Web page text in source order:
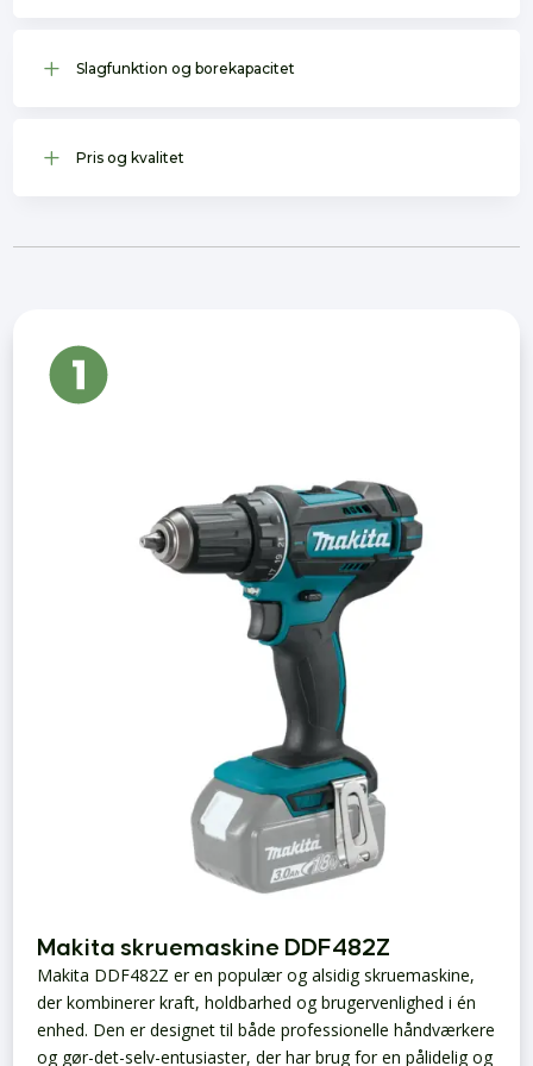
L Slagfunktion og borekapacitet
L Pris og kvalitet
Makita skruemaskine DDF482Z
Makita DDF482Z er en populær og alsidig skruemaskine,
der kombinerer kraft, holdbarhed og brugervenlighed i én
enhed. Den er designet til både professionelle håndværkere
og gør-det-selv-entusiaster, der har brug for en pålidelig og